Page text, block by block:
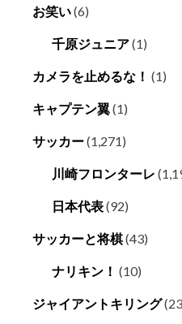
お笑い(6)
千原ジュニア(1)
カメラを止めるな！ (1)
キャプテン翼(1)
サッカー(1,271)
川崎フロンターレ
日本代表(92)
サッカーと将棋(43)
ナリキン！ (10)
ジャイアントキリング